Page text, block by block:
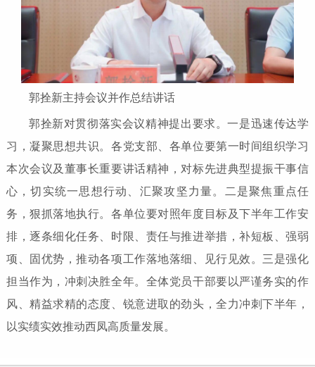
郭拴新主持会议并作总结讲话
郭拴新对贯彻落实会议精神提出要求。一是迅速传达学
习，凝聚思想共识。各党支部、各单位要第一时间组织学习
本次会议及董事长重要讲话精神，对标先进典型提振干事信
心，切实统一思想行动、汇聚攻坚力量。二是聚焦重点任
务，狠抓落地执行。各单位要对照年度目标及下半年工作安
排，逐条细化任务、时限、责任与推进举措，补短板、强弱
项、固优势，推动各项工作落地落细、见行见效。三是强化
担当作为，冲刺决胜全年。全体党员干部要以严谨务实的作
风、精益求精的态度、锐意进取的劲头，全力冲刺下半年，
以实绩实效推动西凤高质量发展。